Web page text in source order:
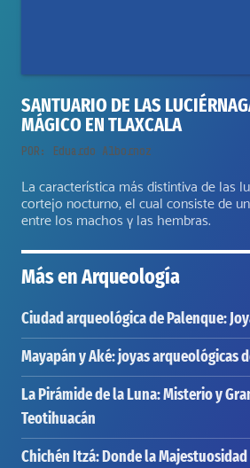
SANTUARIO DE LAS
MÁGICO EN TLAXCALA
POR: Eduardo Albornoz
La característica más distintiva de las
cortejo nocturno, el cual consiste de
entre los machos y las hembras.
Más enArqueología
Ciudad arqueológica de Palenque:
Mayapán y Aké: joyas arqueológicas
La Pirámide de la Luna: Misterio y
Teotihuacán
Chichén Itzá: Donde la